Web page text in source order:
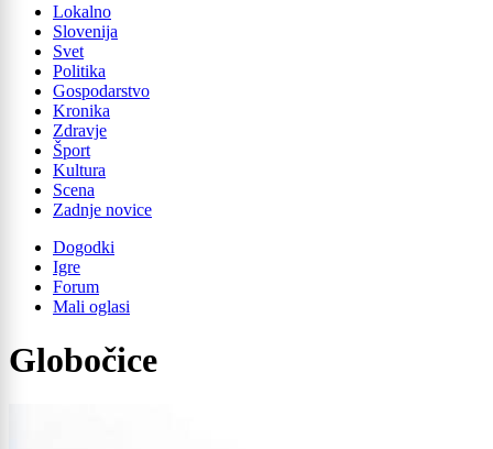
Lokalno
Slovenija
Svet
Politika
Gospodarstvo
Kronika
Zdravje
Šport
Kultura
Scena
Zadnje novice
Dogodki
Igre
Forum
Mali oglasi
Globočice